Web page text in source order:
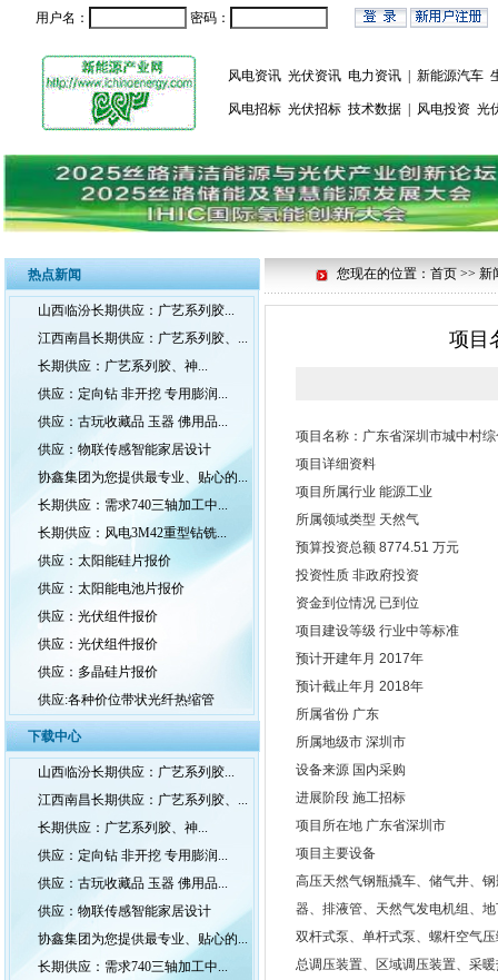
用户名： 密码：
风电资讯 光伏资讯 电力资讯 新能源汽车
风电招标 光伏招标 技术数据 风电投资 光
热点新闻
山西临汾长期供应：广艺系列胶...
江西南昌长期供应：广艺系列胶、...
长期供应：广艺系列胶、神...
供应：定向钻 非开挖 专用膨润...
供应：古玩收藏品 玉器 佛用品...
供应：物联传感智能家居设计
协鑫集团为您提供最专业、贴心的...
长期供应：需求740三轴加工中...
长期供应：风电3M42重型钻铣...
供应：太阳能硅片报价
供应：太阳能电池片报价
供应：光伏组件报价
供应：光伏组件报价
供应：多晶硅片报价
供应:各种价位带状光纤热缩管
下载中心
山西临汾长期供应：广艺系列胶...
江西南昌长期供应：广艺系列胶、...
长期供应：广艺系列胶、神...
供应：定向钻 非开挖 专用膨润...
供应：古玩收藏品 玉器 佛用品...
供应：物联传感智能家居设计
协鑫集团为您提供最专业、贴心的...
长期供应：需求740三轴加工中...
您现在的位置：首页 >> 新
项目
项目名称：广东省深圳市城中村
项目详细资料
项目所属行业 能源工业
所属领域类型 天然气
预算投资总额 8774.51 万元
投资性质 非政府投资
资金到位情况 已到位
项目建设等级 行业中等标准
预计开建年月 2017年
预计截止年月 2018年
所属省份 广东
所属地级市 深圳市
设备来源 国内采购
进展阶段 施工招标
项目所在地 广东省深圳市
项目主要设备
高压天然气钢瓶撬车、储气井、
器、排液管、天然气发电机组、
双杆式泵、单杆式泵、螺杆空气
总调压装置、区域调压装置、采